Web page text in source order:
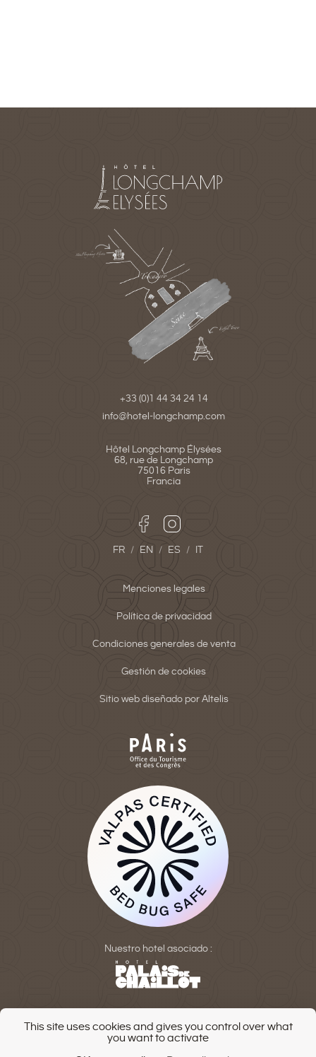
+33 (0)1 44 34 24 14
info@hotel-longchamp.com
Hôtel Longchamp Élysées
68, rue de Longchamp
75016 Paris
Francia
FR / EN / ES /
Menciones legales
Política de privacidad
Condiciones generales de venta
Gestión de cookies
Sitio web diseñado por Altelis
Nuestro hotel asociado :
This site uses cookies and gives you control over what
you want to activate